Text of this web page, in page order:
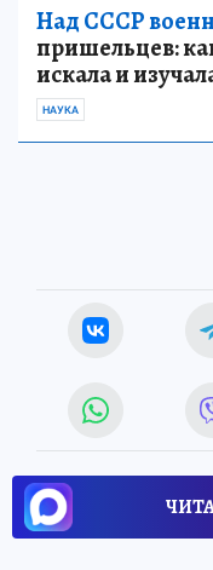
Над СССР
пришельцев:
искала и
НАУКА